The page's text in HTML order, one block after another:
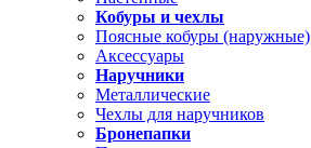
Кобуры и чехлы
Поясные кобуры (наружные)
Аксессуары
Наручники
Металлические
Чехлы для наручников
Бронепапки